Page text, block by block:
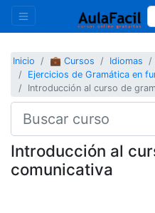
Inicio 💼 Cursos Idiomas
Ejercicios de Gramática en
Introducción al curso de
Introducción al
comunicativa